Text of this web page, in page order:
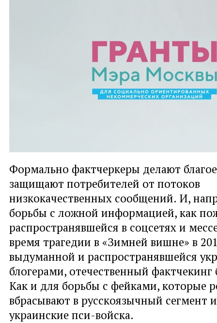
Формально фактчеркеры делают
защищают потребителей от потоков
низкокачественных сообщений. И,
борьбы с ложной информацией, как
распространявшейся в соцсетях и
время трагедии в «Зимней вишне» в
выдуманной и распространявшейся
блогерами, отечественный
Как и для борьбы с фейками, которые
вбрасывают в русскоязычный сегмент
украинские пси-войска.